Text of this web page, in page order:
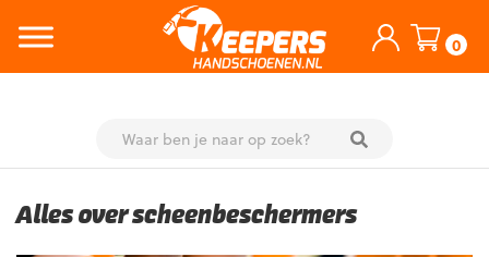
0
content
Alles over scheenbeschermers